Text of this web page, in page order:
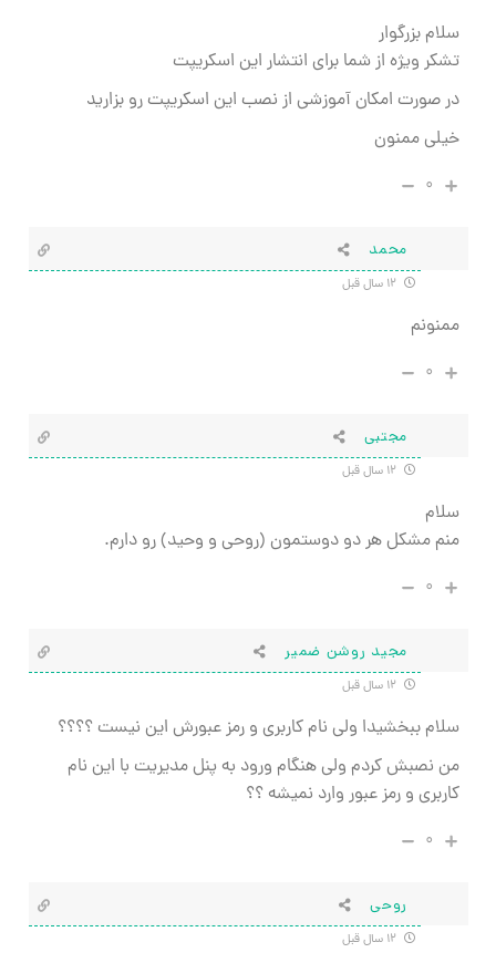
سلام بزرگوار
تشکر ویژه از شما برای انتشار این اسکریپت
در صورت امکان آموزشی از نصب این اسکریپت رو بزارید
خیلی ممنون
۰
محمد
ممنونم
۰
مجتبی
سلام
منم مشکل هر دو دوستمون (روحی و وحید) رو دارم.
۰
مجید روشن ضمیر
سلام ببخشیدا ولی نام کاربری و رمز عبورش این نیست ؟؟؟؟
من نصبش کردم ولی هنگام ورود به پنل مدیریت با این نام
کاربری و رمز عبور وارد نمیشه ؟؟
۰
روحی